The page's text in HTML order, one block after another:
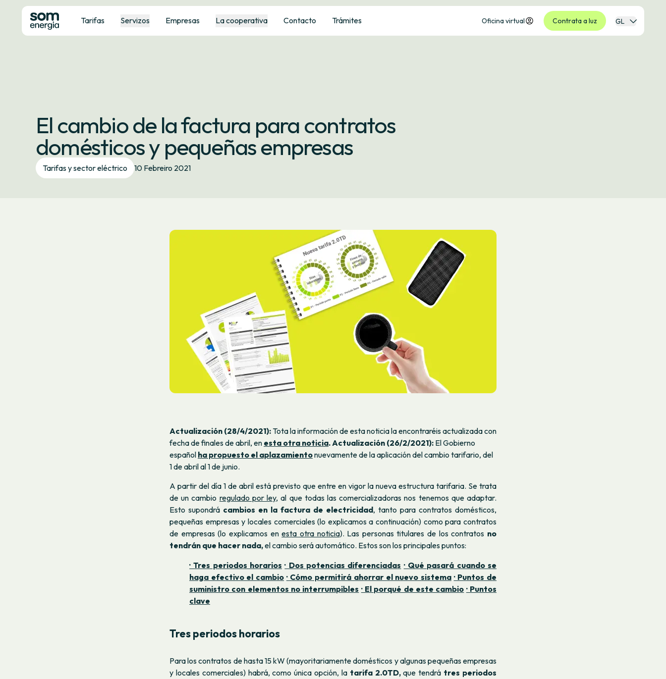
Tarifas Servizos Empresas La cooperativa Contacto Trámites Oficina virtual Contrata a luz GL
El cambio de la factura para contratos
domésticos y pequeñas empresas
Tarifas y sector eléctrico 10 Febreiro 2021
Actualización (28/4/2021): Tota la información de esta noticia la encontraréis actualizada con
fecha de finales de abril, en esta otra noticia.Actualización (26/2/2021): El Gobierno
español ha propuesto el aplazamientonuevamente de la aplicación del cambio tarifario, del
1 de abrilal 1 de junio.
A partir del día 1 de abril está previsto que entre en vigor la nueva estructura tarifaria. Se trata
de un cambio regulado por ley, al que todas las comercializadoras nos tenemos que adaptar.
Esto supondrá cambios en la factura de electricidad, tanto para contratos domésticos,
pequeñas empresas y locales comerciales (lo explicamos a continuación) como para contratos
de empresas (lo explicamos enesta otra noticia). Las personas titulares de los contratos no
tendrán que hacer nada,el cambio será automático. Estos son los principales puntos:
· Tres periodos horarios · Dos potencias diferenciadas · Qué pasará cuando se
haga efectivo el cambio · Cómo permitirá ahorrar el nuevo sistema · Puntos de
suministro con elementos no interrumpibles · El porqué de este cambio · Puntos
clave
Tres periodos horarios
Para los contratos de hasta 15 kW (mayoritariamente domésticos y algunas pequeñas empresas
y locales comerciales) habrá, como única opción, la tarifa 2.0TD,que tendrá tres periodos